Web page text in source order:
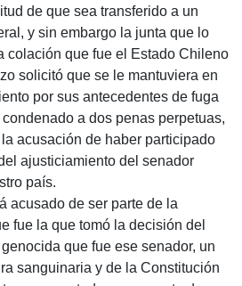
de que sea transferido a un
y sin embargo la junta que lo
colación que fue el Estado Chileno
solicitó que se le mantuviera en
por sus antecedentes de fuga
a dos penas perpetuas,
acusación de haber participado
ajusticiamiento del senador
país.
acusado de ser parte de la
fue la que tomó la decisión del
que fue ese senador, un
sanguinaria y de la Constitución